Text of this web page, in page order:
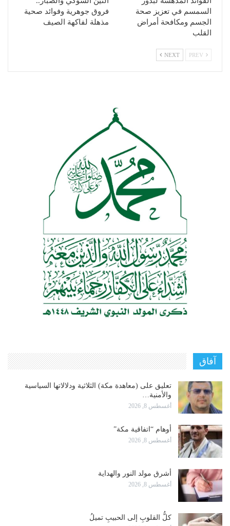
السمسم في تعزيز صحة
الجسم ومكافحة أمراض
القلب
فروق جوهرية وفوائد صحية
مذهلة لفاكهة الصيف
NEXT
آفاق
تعليق على (معاهدة مكة) الثلاثية ودلالاتها السياسية
والأمنية…
أغسطس 8, 2026
أوهام “اتفاقية مكة”
أغسطس 8, 2026
أشرق مولد النور والهداية
أغسطس 8, 2026
كلُّ القلوبِ إلى الحبيبِ تميلُ